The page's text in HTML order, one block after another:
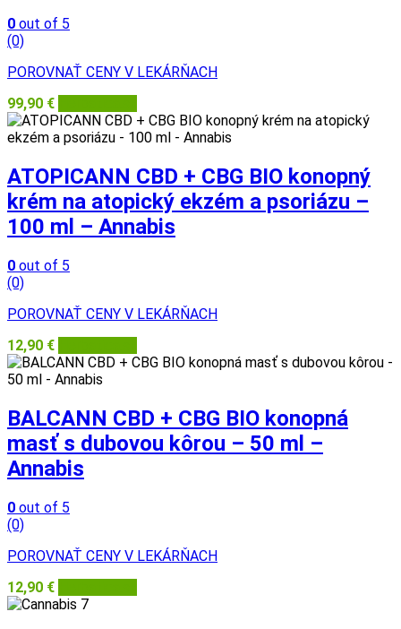
0 out of 5
(0)
POROVNAŤ CENY V LEKÁRŇACH
99,90 €
ATOPICANN CBD + CBG BIO konopný
krém na atopický ekzém a psoriázu –
100 ml – Annabis
0 out of 5
(0)
POROVNAŤ CENY V LEKÁRŇACH
12,90 €
BALCANN CBD + CBG BIO konopná
masť s dubovou kôrou – 50 ml –
Annabis
0 out of 5
(0)
POROVNAŤ CENY V LEKÁRŇACH
12,90 €